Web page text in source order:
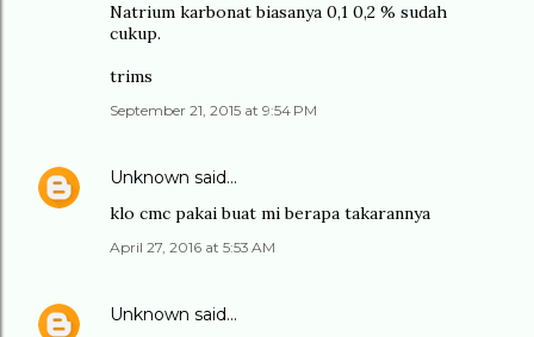
Natrium karbonat biasanya 0,1 0,2 % sudah
cukup.
trims
September 21, 2015 at 9:54 PM
Unknown said…
klo cmc pakai buat mi berapa takarannya
April 27, 2016 at 5:53 AM
Unknown said…